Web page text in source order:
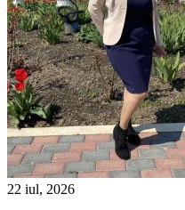
22 iul, 2026